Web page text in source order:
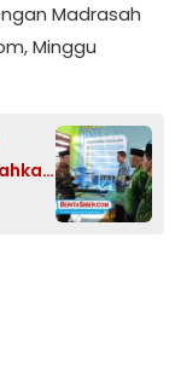
Madrasah
Minggu